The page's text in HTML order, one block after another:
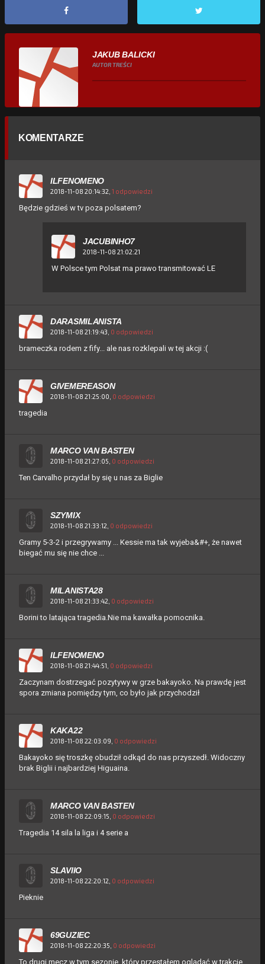
JAKUB BALICKI
AUTOR TREŚCI
KOMENTARZE
ILFENOMENO
2018-11-08 20:14:32, 1 odpowiedzi
Będzie gdzieś w tv poza polsatem?
JACUBINHO7
2018-11-08 21:02:21
W Polsce tym Polsat ma prawo transmitować LE
DARASMILANISTA
2018-11-08 21:19:43, 0 odpowiedzi
brameczka rodem z fify... ale nas rozklepali w tej akcji :(
GIVEMEREASON
2018-11-08 21:25:00, 0 odpowiedzi
tragedia
MARCO VAN BASTEN
2018-11-08 21:27:05, 0 odpowiedzi
Ten Carvalho przydał by się u nas za Biglie
SZYMIX
2018-11-08 21:33:12, 0 odpowiedzi
Gramy 5-3-2 i przegrywamy ... Kessie ma tak wyjeba&#+, że nawet
biegać mu się nie chce ...
MILANISTA28
2018-11-08 21:33:42, 0 odpowiedzi
Borini to latająca tragedia.Nie ma kawałka pomocnika.
ILFENOMENO
2018-11-08 21:44:51, 0 odpowiedzi
Zaczynam dostrzegać pozytywy w grze bakayoko. Na prawdę jest
spora zmiana pomiędzy tym, co było jak przychodził
KAKA22
2018-11-08 22:03:09, 0 odpowiedzi
Bakayoko się troszkę obudził odkąd do nas przyszedł. Widoczny
brak Biglii i najbardziej Higuaina.
MARCO VAN BASTEN
2018-11-08 22:09:15, 0 odpowiedzi
Tragedia 14 sila la liga i 4 serie a
SLAVIIO
2018-11-08 22:20:12, 0 odpowiedzi
Pieknie
69GUZIEC
2018-11-08 22:20:35, 0 odpowiedzi
To drugi mecz w tym sezonie, który przestałem oglądać w trakcie,